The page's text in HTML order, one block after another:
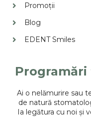
Promoții
Blog
EDENT Smiles
Ai o nelămurire sau
de natură
Ia legătura cu noi și